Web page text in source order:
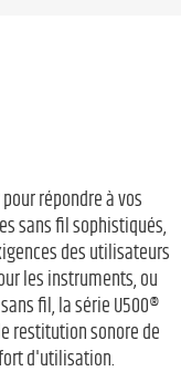
répondre à vos
sans fil sophistiqués,
des utilisateurs
les instruments, ou
fil, la série U500®
restitution sonore de
d'utilisation.